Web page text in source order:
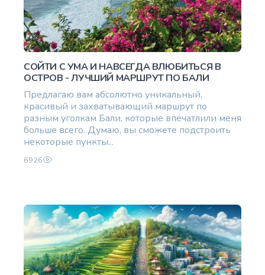
СОЙТИ С УМА И НАВСЕГДА ВЛЮБИТЬСЯ В
ОСТРОВ - ЛУЧШИЙ МАРШРУТ ПО БАЛИ
Предлагаю вам абсолютно уникальный,
красивый и захватывающий маршрут по
разным уголкам Бали, которые впечатлили меня
больше всего. Думаю, вы сможете подстроить
некоторые пункты...
6926